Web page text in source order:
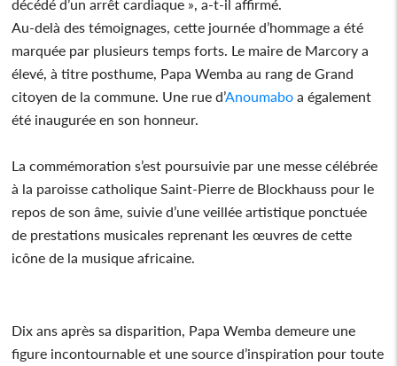
décédé d’un arrêt cardiaque », a-t-il affirmé.
Au-delà des témoignages, cette journée d’hommage a été
marquée par plusieurs temps forts. Le maire de Marcory a
élevé, à titre posthume, Papa Wemba au rang de Grand
citoyen de la commune. Une rue d’Anoumabo a également
été inaugurée en son honneur.
La commémoration s’est poursuivie par une messe célébrée
à la paroisse catholique Saint-Pierre de Blockhauss pour le
repos de son âme, suivie d’une veillée artistique ponctuée
de prestations musicales reprenant les œuvres de cette
icône de la musique africaine.
Dix ans après sa disparition, Papa Wemba demeure une
figure incontournable et une source d’inspiration pour toute